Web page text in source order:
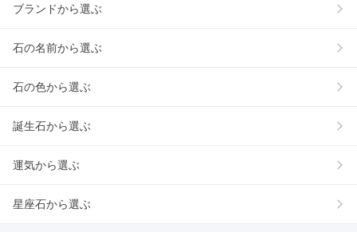
ブランドから選ぶ
石の名前から選ぶ
石の色から選ぶ
誕生石から選ぶ
運気から選ぶ
星座石から選ぶ